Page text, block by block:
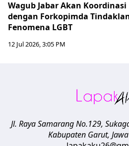
Wagub Jabar Akan Koordinasi
dengan Forkopimda
Fenomena LGBT
12 Jul 2026, 3:05 PM
Jl. Raya Samarang No.129,
Kabupaten Garut,